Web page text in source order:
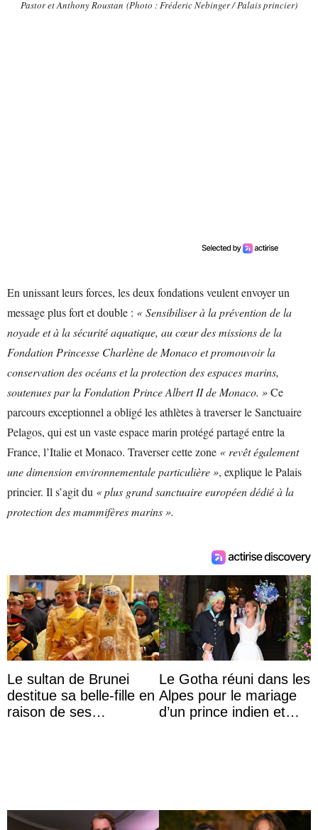
Pastor et Anthony Roustan (Photo : Fréderic Nebinger / Palais princier)
En unissant leurs forces, les deux fondations veulent envoyer un
message plus fort et double : « Sensibiliser à la prévention de la
noyade et à la sécurité aquatique, au cœur des missions de la
Fondation Princesse Charlène de Monaco et promouvoir la
conservation des océans et la protection des espaces marins,
soutenues par la Fondation Prince Albert II de Monaco. »Ce
parcours exceptionnel a obligé les athlètes à traverser le Sanctuaire
Pelagos, qui est un vaste espace marin protégé partagé entre la
France, l’Italie et Monaco. Traverser cette zone « revêt également
une dimension environnementale particulière », explique le Palais
princier. Il s’agit du « plus grand sanctuaire européen dédié à la
protection des mammifères marins ».
Le sultan de Brunei
destitue sa belle-fille en
raison de ses
Le Gotha réuni dans les
Alpes pour le mariage
d’un prince indien et